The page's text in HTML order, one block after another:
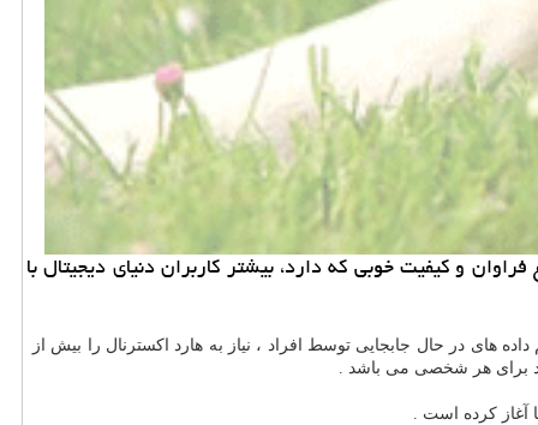
و كیفیت خوبی كه دارد، بیشتر كاربران دنیای دیجیتال با
های در حال جابجایی توسط افراد ، نیاز به هارد اکسترنال را بیش از
برای هر شخصی می باشد .